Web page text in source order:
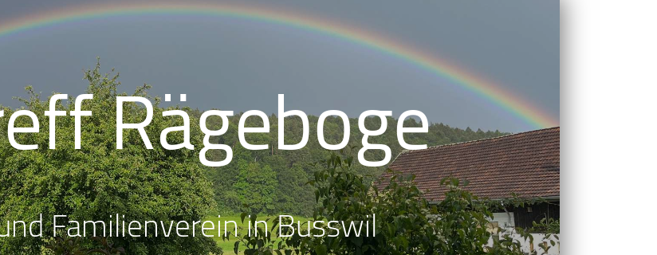
Rägeboge
Familienverein in Busswil